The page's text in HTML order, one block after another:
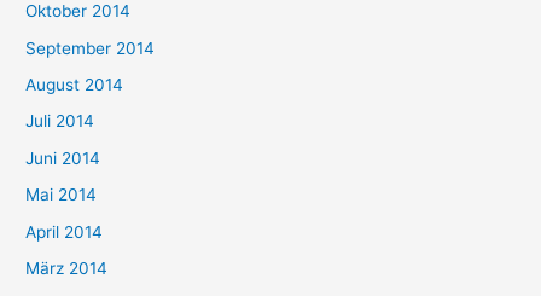
Oktober 2014
September 2014
August 2014
Juli 2014
Juni 2014
Mai 2014
April 2014
März 2014